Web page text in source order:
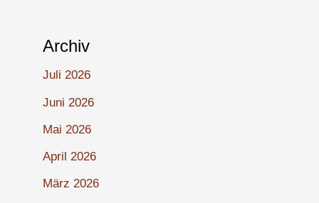
Archiv
Juli 2026
Juni 2026
Mai 2026
April 2026
März 2026